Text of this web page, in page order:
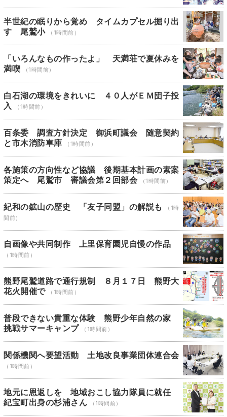
半世紀の眠りから覚め タイムカプセル掘り出
す 尾鷲小
（1時間前）
「いろんなもの作ったよ」 天満荘で夏休みを
満喫
（1時間前）
白石湖の環境をきれいに ４０人がＥＭ団子投
入
（1時間前）
百条委 調査方針決定 御浜町議会 随意契約
と市木消防車庫
（1時間前）
各施策の方向性など協議 後期基本計画の素案
策定へ 尾鷲市 審議会第２回部会
（1時間前）
紀和の鉱山の歴史 「友子同盟」の解説も
（1時
間前）
自画像や共同制作 上里保育園児自慢の作品
（1時間前）
熊野尾鷲道路で通行規制 ８月１７日 熊野大
花火開催で
（1時間前）
普段できない貴重な体験 熊野少年自然の家
挑戦サマーキャンプ
（1時間前）
関係機関へ要望活動 土地改良事業団体連合会
（1時間前）
地元に恩返しを 地域おこし協力隊員に就任
紀宝町出身の杉浦さん
（1時間前）